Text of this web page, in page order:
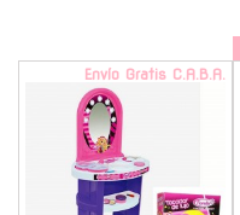
Envío Gratis C.A.B.A.